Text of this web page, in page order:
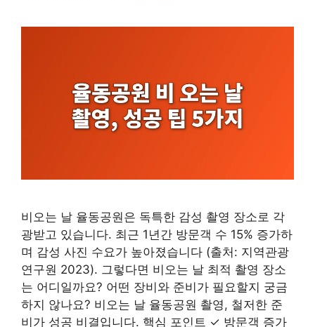
비오는 날 율동공원은 독특한 감성 촬영 장소로 각
광받고 있습니다. 최근 1년간 방문객 수 15% 증가하
며 감성 사진 수요가 높아졌습니다 (출처: 지역관광
연구원 2023). 그렇다면 비오는 날 최적 촬영 장소
는 어디일까요? 어떤 장비와 준비가 필요할지 궁금
하지 않나요? 비오는 날 율동공원 촬영, 철저한 준
비가 성공 비결입니다. 핵심 포인트 ✓ 방문객 증가